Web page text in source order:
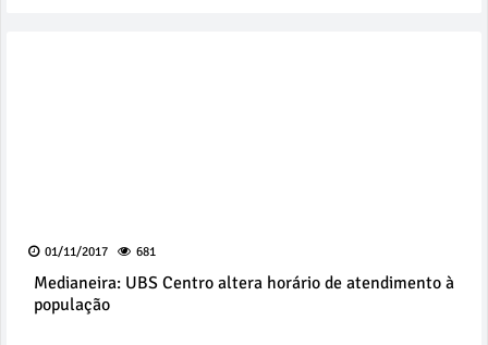
01/11/2017 681
Medianeira: UBS Centro altera horário de atendimento à
população